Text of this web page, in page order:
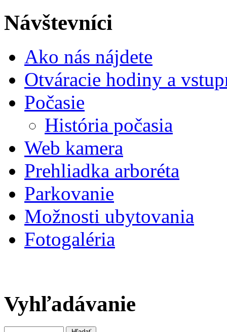
Návštevníci
Ako nás nájdete
Otváracie hodiny a
Počasie
História počasia
Web kamera
Prehliadka arboréta
Parkovanie
Možnosti ubytovania
Fotogaléria
Vyhľadávanie